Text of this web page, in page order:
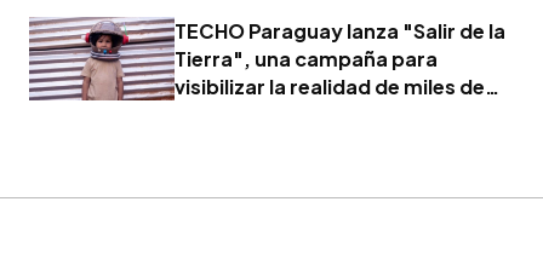
TECHO Paraguay lanza "Salir de la
Tierra", una campaña para
visibilizar la realidad de miles de